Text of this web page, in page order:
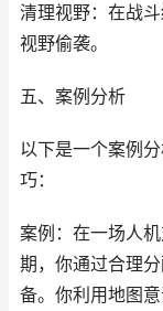
清理视野：在战
视野偷袭。
五、案例分析
以下是一个案例
巧：
案例：在一场人
期，你通过合理
备。你利用地图